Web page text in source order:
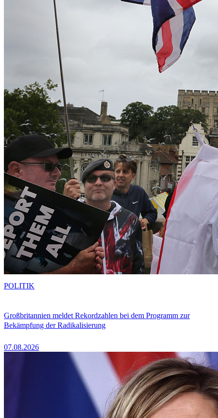
Großbritannien meldet Rekordzahlen bei dem Programm zur
Bekämpfung der Radikalisierung
07.08.2026
POLITIK